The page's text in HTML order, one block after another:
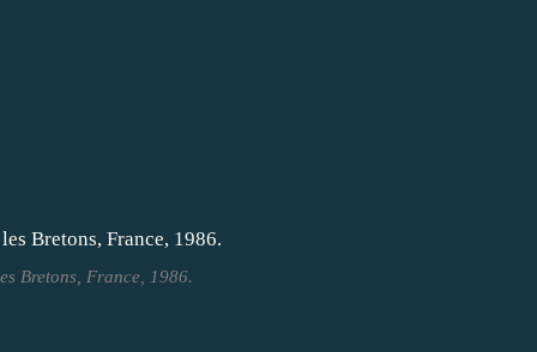
Bretons, France, 1986.